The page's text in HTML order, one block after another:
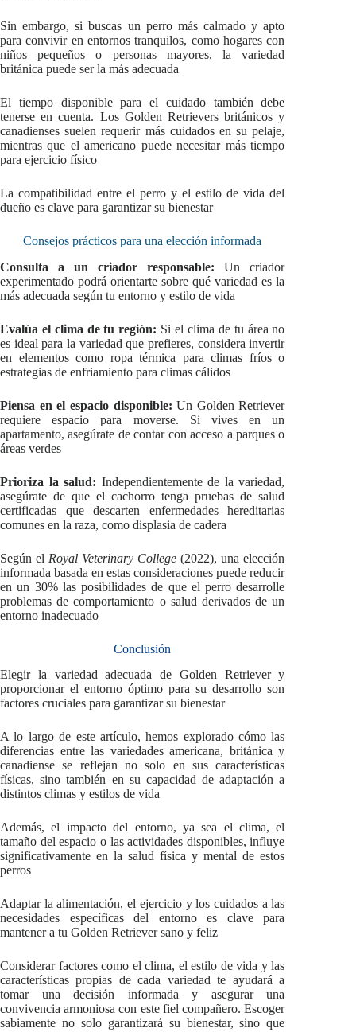
Sin embargo, si buscas un perro más calmado y apto
para convivir en entornos tranquilos, como hogares con
niños pequeños o personas mayores, la variedad
británica puede ser la más adecuada
El tiempo disponible para el cuidado también debe
tenerse en cuenta. Los Golden Retrievers británicos y
canadienses suelen requerir más cuidados en su pelaje,
mientras que el americano puede necesitar más tiempo
para ejercicio físico
La compatibilidad entre el perro y el estilo de vida del
dueño es clave para garantizar su bienestar
Consejos prácticos para una elección informada
Consulta a un criador responsable: Un criador
experimentado podrá orientarte sobre qué variedad es la
más adecuada según tu entorno y estilo de vida
Evalúa el clima de tu región: Si el clima de tu área no
es ideal para la variedad que prefieres, considera invertir
en elementos como ropa térmica para climas fríos o
estrategias de enfriamiento para climas cálidos
Piensa en el espacio disponible: Un Golden Retriever
requiere espacio para moverse. Si vives en un
apartamento, asegúrate de contar con acceso a parques o
áreas verdes
Prioriza la salud: Independientemente de la variedad,
asegúrate de que el cachorro tenga pruebas de salud
certificadas que descarten enfermedades hereditarias
comunes en la raza, como displasia de cadera
Según el Royal Veterinary College (2022), una elección
informada basada en estas consideraciones puede reducir
en un 30% las posibilidades de que el perro desarrolle
problemas de comportamiento o salud derivados de un
entorno inadecuado
Conclusión
Elegir la variedad adecuada de Golden Retriever y
proporcionar el entorno óptimo para su desarrollo son
factores cruciales para garantizar su bienestar
A lo largo de este artículo, hemos explorado cómo las
diferencias entre las variedades americana, británica y
canadiense se reflejan no solo en sus características
físicas, sino también en su capacidad de adaptación a
distintos climas y estilos de vida
Además, el impacto del entorno, ya sea el clima, el
tamaño del espacio o las actividades disponibles, influye
significativamente en la salud física y mental de estos
perros
Adaptar la alimentación, el ejercicio y los cuidados a las
necesidades específicas del entorno es clave para
mantener a tu Golden Retriever sano y feliz
Considerar factores como el clima, el estilo de vida y las
características propias de cada variedad te ayudará a
tomar una decisión informada y asegurar una
convivencia armoniosa con este fiel compañero. Escoger
sabiamente no solo garantizará su bienestar, sino que